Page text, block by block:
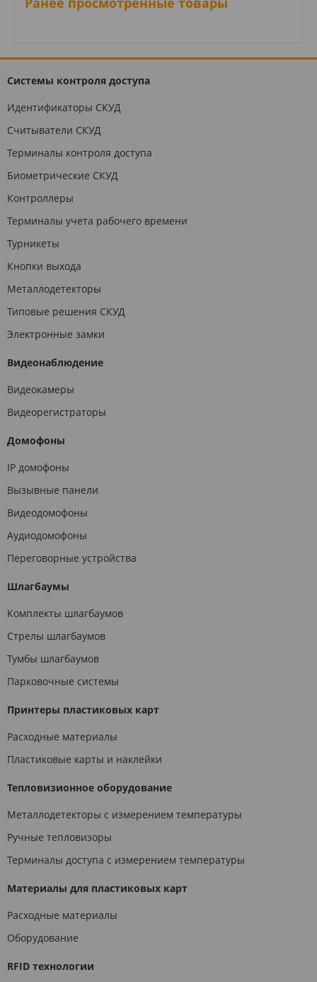
Системы контроля доступа
Идентификаторы СКУД
Считыватели СКУД
Терминалы контроля доступа
Биометрические СКУД
Контроллеры
Терминалы учета рабочего времени
Турникеты
Кнопки выхода
Металлодетекторы
Типовые решения СКУД
Электронные замки
Видеонаблюдение
Видеокамеры
Видеорегистраторы
Домофоны
IP домофоны
Вызывные панели
Видеодомофоны
Аудиодомофоны
Переговорные устройства
Шлагбаумы
Комплекты шлагбаумов
Стрелы шлагбаумов
Тумбы шлагбаумов
Парковочные системы
Принтеры пластиковых карт
Расходные материалы
Пластиковые карты и наклейки
Тепловизионное оборудование
Металлодетекторы с измерением температуры
Ручные тепловизоры
Терминалы доступа с измерением температуры
Материалы для пластиковых карт
Расходные материалы
Оборудование
RFID технологии